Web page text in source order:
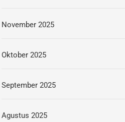
November 2025
Oktober 2025
September 2025
Agustus 2025